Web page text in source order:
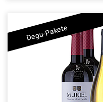
Degu-Pakete